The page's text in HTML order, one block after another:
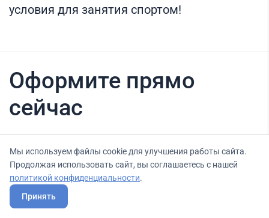
условия для занятия спортом!
Оформите прямо
сейчас
Нашли вариант выгоднее? Сообщите нам
об этом, и мы подберем для Вас выгодные
Мы используем файлы cookie для улучшения работы сайта.
Продолжая использовать сайт, вы соглашаетесь с нашей
политикой конфиденциальности.
Принять